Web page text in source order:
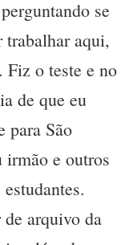
se
trabalhar aqui,
Fiz o teste e no
de que eu
para São
irmão e outros
arquivo da